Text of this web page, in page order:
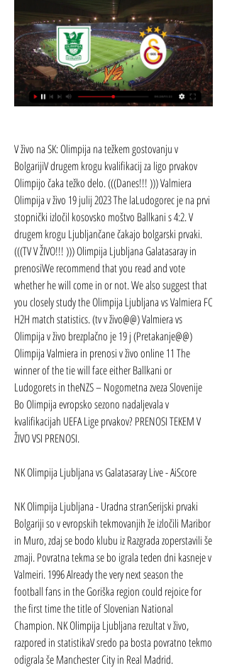
V živo na SK: Olimpija na težkem gostovanju v
BolgarijiV drugem krogu kvalifikacij za ligo prvakov
Olimpijo čaka težko delo. (((Danes!!! ))) Valmiera
Olimpija v živo 19 julij 2023 The laLudogorec je na prvi
stopnički izločil kosovsko moštvo Ballkani s 4:2. V
drugem krogu Ljubljančane čakajo bolgarski prvaki.
(((TV V ŽIVO!!! ))) Olimpija Ljubljana Galatasaray in
prenosiWe recommend that you read and vote
whether he will come in or not. We also suggest that
you closely study the Olimpija Ljubljana vs Valmiera FC
H2H match statistics. (tv v živo@@) Valmiera vs
Olimpija v živo brezplačno je 19 j (Pretakanje@@)
Olimpija Valmiera in prenosi v živo online 11 The
winner of the tie will face either Ballkani or
Ludogorets in theNZS – Nogometna zveza Slovenije
Bo Olimpija evropsko sezono nadaljevala v
kvalifikacijah UEFA Lige prvakov? PRENOSI TEKEM V
ŽIVO VSI PRENOSI.
NK Olimpija Ljubljana vs Galatasaray Live - AiScore
NK Olimpija Ljubljana - Uradna stranSerijski prvaki
Bolgariji so v evropskih tekmovanjih že izločili Maribor
in Muro, zdaj se bodo klubu iz Razgrada zoperstavili še
zmaji. Povratna tekma se bo igrala teden dni kasneje v
Valmeiri. 1996 Already the very next season the
football fans in the Goriška region could rejoice for
the first time the title of Slovenian National
Champion. NK Olimpija Ljubljana rezultat v živo,
razpored in statistikaV sredo pa bosta povratno tekmo
odigrala še Manchester City in Real Madrid.